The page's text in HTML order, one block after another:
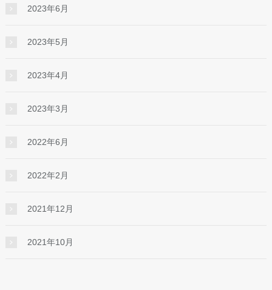
2023年6月
2023年5月
2023年4月
2023年3月
2022年6月
2022年2月
2021年12月
2021年10月